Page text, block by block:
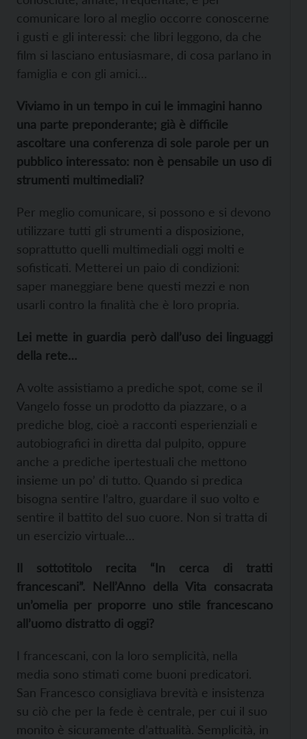
comunicare loro al meglio occorre conoscerne
i gusti e gli interessi: che libri leggono, da che
film si lasciano entusiasmare, di cosa parlano in
famiglia e con gli amici…
Viviamo in un tempo in cui le immagini hanno
una parte preponderante; già è difficile
ascoltare una conferenza di sole parole per un
pubblico interessato: non è pensabile un uso di
strumenti multimediali?
Per meglio comunicare, si possono e si devono
utilizzare tutti gli strumenti a disposizione,
soprattutto quelli multimediali oggi molti e
sofisticati. Metterei un paio di condizioni:
saper maneggiare bene questi mezzi e non
usarli contro la finalità che è loro propria.
Lei mette in guardia però dall’uso dei linguaggi
della rete…
A volte assistiamo a prediche spot, come se il
Vangelo fosse un prodotto da piazzare, o a
prediche blog, cioè a racconti esperienziali e
autobiografici in diretta dal pulpito, oppure
anche a prediche ipertestuali che mettono
insieme un po’ di tutto. Quando si predica
bisogna sentire l’altro, guardare il suo volto e
sentire il battito del suo cuore. Non si tratta di
un esercizio virtuale…
Il sottotitolo recita “In cerca di tratti
francescani”. Nell’Anno della Vita consacrata
un’omelia per proporre uno stile francescano
all’uomo distratto di oggi?
I francescani, con la loro semplicità, nella
media sono stimati come buoni predicatori.
San Francesco consigliava brevità e insistenza
su ciò che per la fede è centrale, per cui il suo
monito è sicuramente d’attualità. Semplicità, in